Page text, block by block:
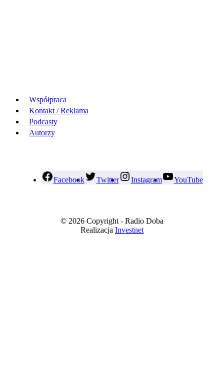
Współpraca
Kontakt / Reklama
Podcasty
Autorzy
Facebook Twitter Instagram YouTube
© 2026 Copyright - Radio Doba
Realizacja Investnet